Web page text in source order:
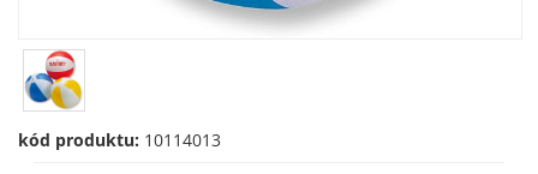
kód produktu: 10114013